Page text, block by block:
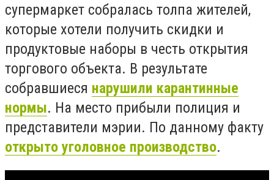
супермаркет собралась толпа жителей,
которые хотели получить скидки и
продуктовые наборы в честь открытия
торгового объекта. В результате
собравшиеся нарушили карантинные
нормы. На место прибыли полиция и
представители мэрии. По данному факту
открыто уголовное производство.